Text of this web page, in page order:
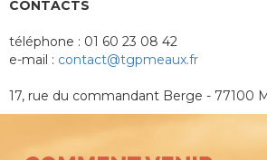
CONTACTS
téléphone : 01 60 23 08 42
e-mail : contact@tgpmeaux.fr
17, rue du commandant Berge - 77100